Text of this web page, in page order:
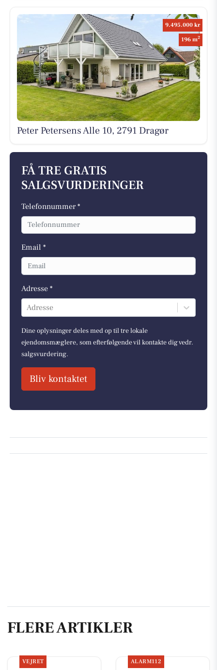
9.495.000 kr
196 m2
Peter Petersens Alle 10, 2791 Dragør
FÅ TRE GRATIS
SALGSVURDERINGER
Telefonnummer *
Email *
Adresse *
Adresse
Dine oplysninger deles med op til tre lokale
ejendomsmæglere, som efterfølgende vil kontakte dig vedr.
salgsvurdering.
Bliv kontaktet
FLERE ARTIKLER
VEJRET ALARM112